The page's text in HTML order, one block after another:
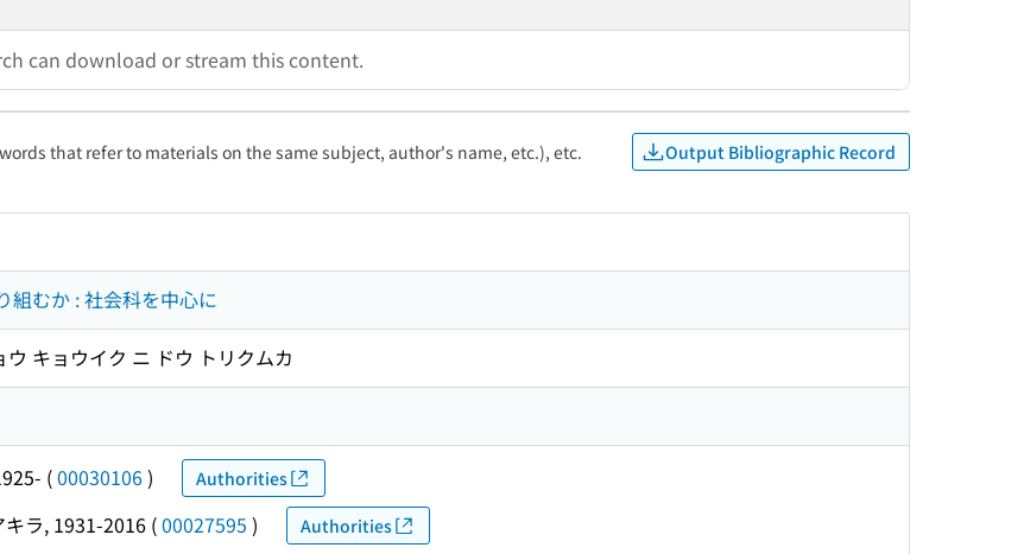
can download or stream this content.
that refer to materials on the same subject, author's name, etc.), etc. Output Bibliographic Record
組むか : 社会科を中心に
キョウイク ニ ドウ トリクムカ
(00030106) Authorities
キラ, 1931-2016 (00027595 ) Authorities